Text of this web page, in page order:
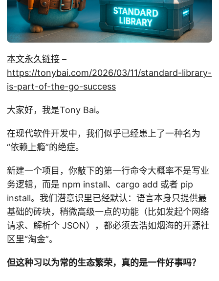
本文永久链接 –
https://tonybai.com/2026/03/11/standard-library-
is-part-of-the-go-success
大家好，我是Tony Bai。
在现代软件开发中，我们似乎已经患上了一种名为
“依赖上瘾”的绝症。
新建一个项目，你敲下的第一行命令大概率不是写业
务逻辑，而是 npm install、cargo add 或者 pip
install。我们潜意识里已经默认：语言本身只提供最
基础的砖块，稍微高级一点的功能（比如发起个网络
请求、解析个 JSON），都必须去浩如烟海的开源社
区里“淘金”。
但这种习以为常的生态繁荣，真的是一件好事吗？